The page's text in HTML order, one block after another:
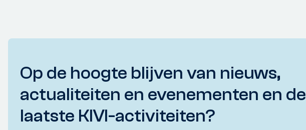
Op de hoogte blijven van nieuws,
actualiteiten en evenementen en de
laatste KIVI-activiteiten?